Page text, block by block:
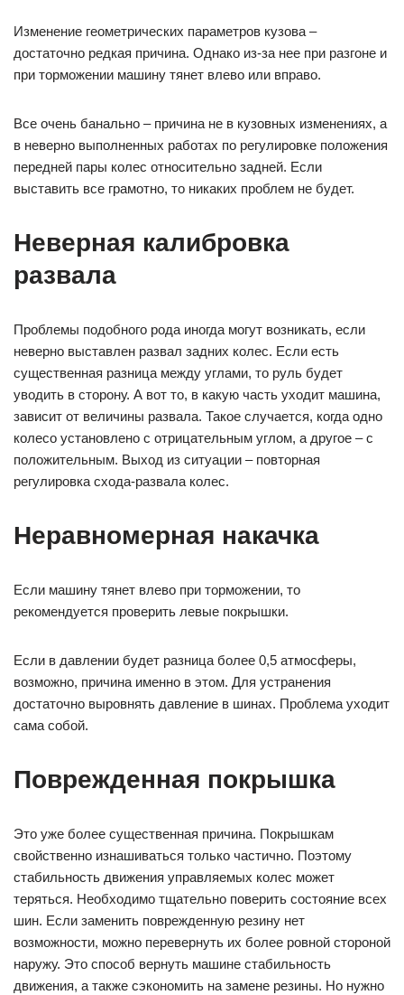
Изменение геометрических параметров кузова –
достаточно редкая причина. Однако из-за нее при разгоне и
при торможении машину тянет влево или вправо.
Все очень банально – причина не в кузовных изменениях, а
в неверно выполненных работах по регулировке положения
передней пары колес относительно задней. Если
выставить все грамотно, то никаких проблем не будет.
Неверная калибровка
развала
Проблемы подобного рода иногда могут возникать, если
неверно выставлен развал задних колес. Если есть
существенная разница между углами, то руль будет
уводить в сторону. А вот то, в какую часть уходит машина,
зависит от величины развала. Такое случается, когда одно
колесо установлено с отрицательным углом, а другое – с
положительным. Выход из ситуации – повторная
регулировка схода-развала колес.
Неравномерная накачка
Если машину тянет влево при торможении, то
рекомендуется проверить левые покрышки.
Если в давлении будет разница более 0,5 атмосферы,
возможно, причина именно в этом. Для устранения
достаточно выровнять давление в шинах. Проблема уходит
сама собой.
Поврежденная покрышка
Это уже более существенная причина. Покрышкам
свойственно изнашиваться только частично. Поэтому
стабильность движения управляемых колес может
теряться. Необходимо тщательно поверить состояние всех
шин. Если заменить поврежденную резину нет
возможности, можно перевернуть их более ровной стороной
наружу. Это способ вернуть машине стабильность
движения, а также сэкономить на замене резины. Но нужно